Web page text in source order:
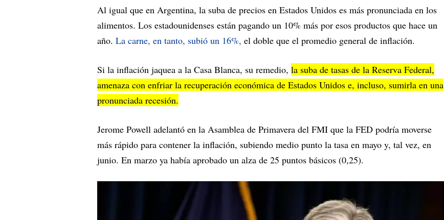
Al igual que en Argentina, la suba de precios en Estados Unidos es más pronunciada en los
alimentos. Los estadounidenses están pagando un 10% más por esos productos que hace un
año. La carne, en tanto, subió un 16%, el doble que el promedio general de inflación.
Si la inflación jaquea a la Casa Blanca, su remedio, la suba de tasas de la Reserva Federal,
amenaza con enfriar la recuperación económica de Estados Unidos e, incluso, sumirla en una
pronunciada recesión.
Jerome Powell adelantó en la Asamblea de Primavera del FMI que la FED podría moverse
más rápido para contener la inflación, subiendo medio punto la tasa en mayo y, tal vez, en
junio. En marzo ya había aprobado un alza de 25 puntos básicos (0,25).